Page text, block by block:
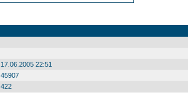
17.06.2005 22:51
45907
422